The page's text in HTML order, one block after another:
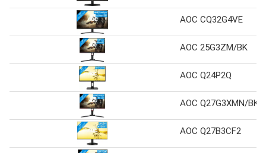
AOC CQ32G4VE
AOC 25G3ZM/BK
AOC Q24P2Q
AOC Q27G3XMN/BK
AOC Q27B3CF2